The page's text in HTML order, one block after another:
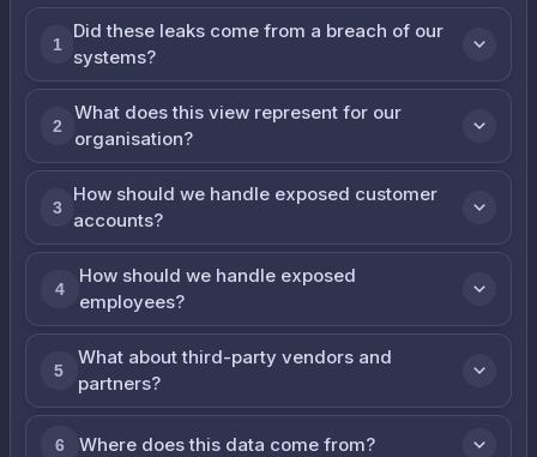
1
Did these leaks come from a breach of our
systems?
2
What does this view represent for our
organisation?
3
How should we handle exposed customer
accounts?
4
How should we handle exposed
employees?
5
What about third-party vendors and
partners?
6 Where does this data come from?